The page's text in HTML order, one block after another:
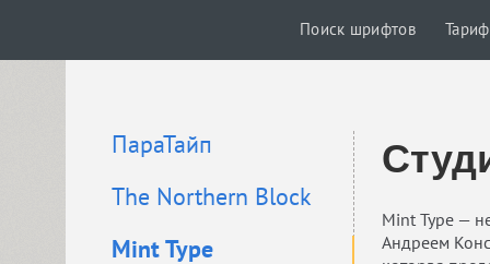
Поиск шрифтов
ПараТайп
The Northern Block
Mint Type
Mint Type —
Андреем